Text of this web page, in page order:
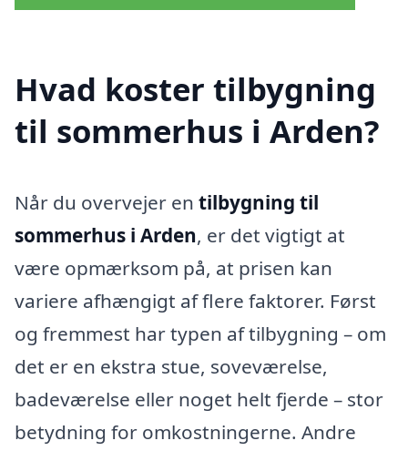
Hvad koster tilbygning
til sommerhus i Arden?
Når du overvejer en tilbygning til
sommerhus i Arden, er det vigtigt at
være opmærksom på, at prisen kan
variere afhængigt af flere faktorer. Først
og fremmest har typen af tilbygning – om
det er en ekstra stue, soveværelse,
badeværelse eller noget helt fjerde – stor
betydning for omkostningerne. Andre